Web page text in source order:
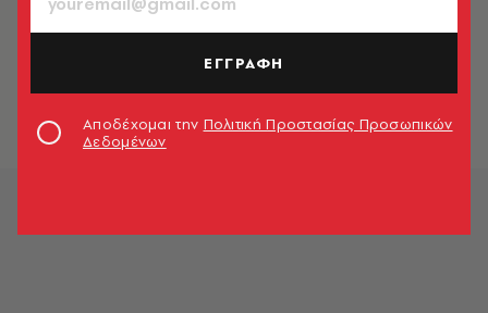
συζύγου του και την έπιασε από το
Newsroom
ΕΓΓΡΑΦΗ
Αποδέχομαι την Πολιτική Προστασίας Προσωπικών
Δεδομένων